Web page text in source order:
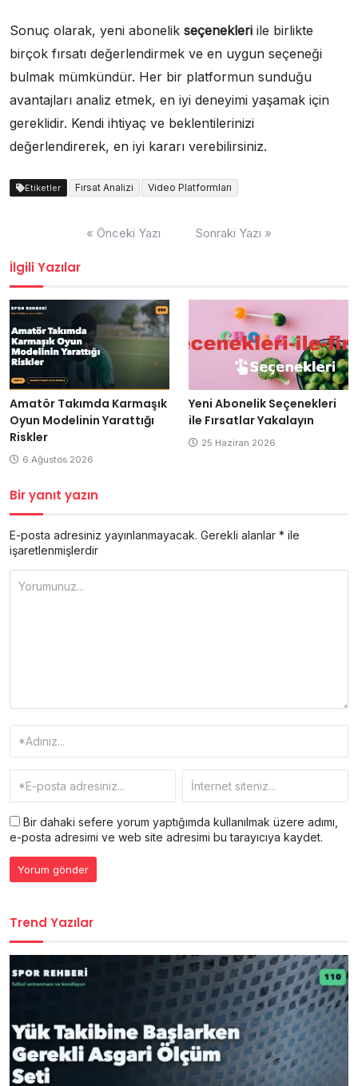
Sonuç olarak, yeni abonelik seçenekleri ile birlikte
birçok fırsatı değerlendirmek ve en uygun seçeneği
bulmak mümkündür. Her bir platformun sunduğu
avantajları analiz etmek, en iyi deneyimi yaşamak için
gereklidir. Kendi ihtiyaç ve beklentilerinizi
değerlendirerek, en iyi kararı verebilirsiniz.
Etiketler Fırsat Analizi Video Platformları
« Önceki Yazı Sonraki Yazı »
İlgili Yazılar
Amatör Takımda Karmaşık
Oyun Modelinin Yarattığı
Riskler
6 Ağustos 2026
Yeni Abonelik Seçenekleri
ile Fırsatlar Yakalayın
25 Haziran 2026
Bir yanıt yazın
E-posta adresiniz yayınlanmayacak. Gerekli alanlar * ile
işaretlenmişlerdir
Bir dahaki sefere yorum yaptığımda kullanılmak üzere adımı,
e-posta adresimi ve web site adresimi bu tarayıcıya kaydet.
Trend Yazılar